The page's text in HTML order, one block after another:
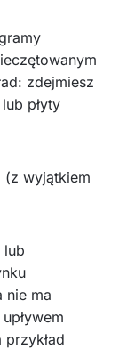
zdejmiesz
płyty
(z wyjątkiem
lub
nie ma